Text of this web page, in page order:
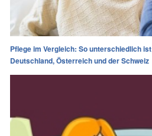
Pflege im Vergleich: So unterschiedlich
Deutschland, Österreich und der Schweiz